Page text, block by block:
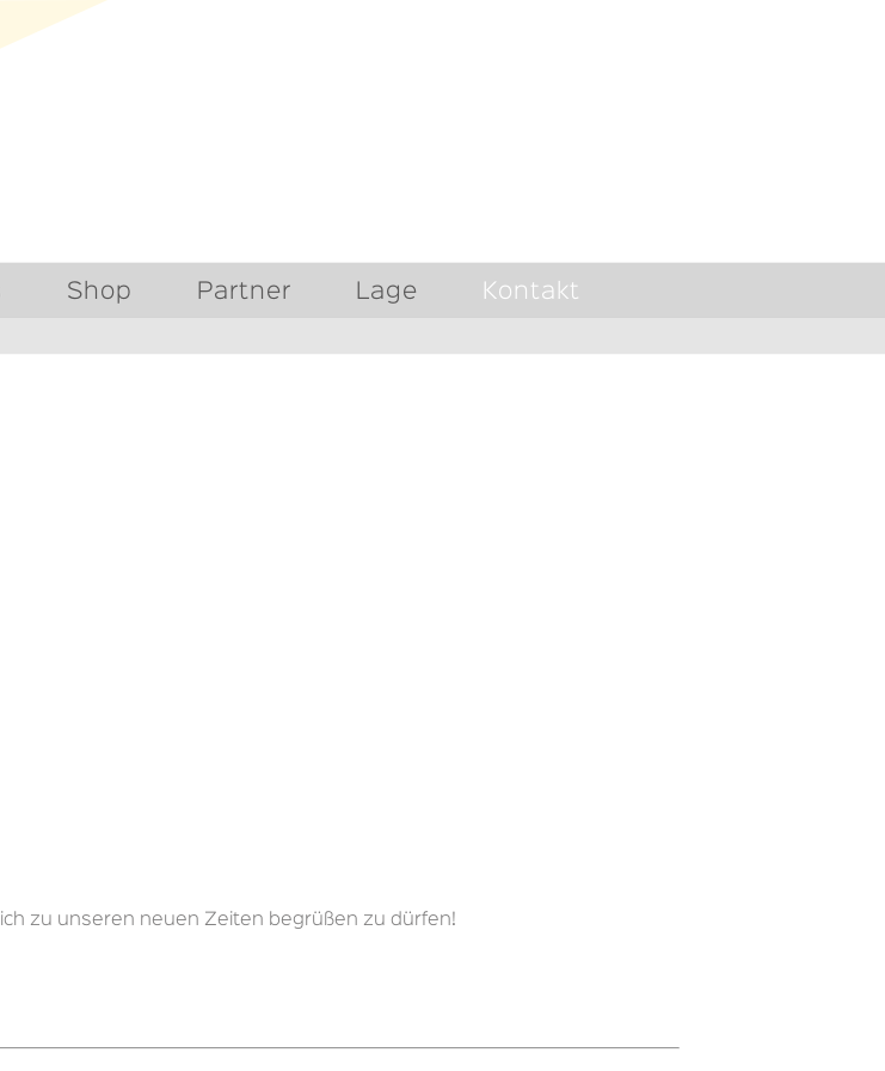
Shop Partner Lage Kontakt
zu unseren neuen Zeiten begrüßen zu dürfen!